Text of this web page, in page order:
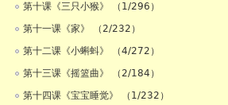
第十课《三只小猴》 （1/296）
第十一课《家》 （2/232）
第十二课《小蝌蚪》 （4/272）
第十三课《摇篮曲》 （2/184）
第十四课《宝宝睡觉》 （1/232）